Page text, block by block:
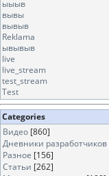
ыыыв
вывы
вывыв
Reklama
ывывыв
live
live_stream
test_stream
Test
Categories
Видео [860]
Дневники разработчиков
Разное [156]
Статьи [262]